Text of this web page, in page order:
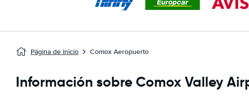
Página de inicio Comox Aeropuerto
Información sobre Comox Valley